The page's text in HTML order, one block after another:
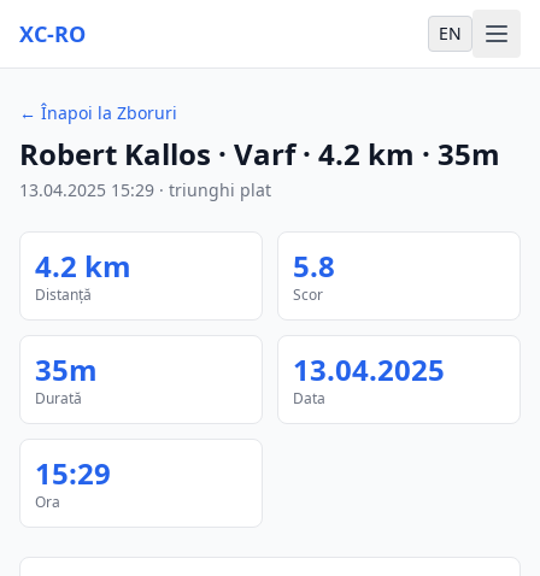
XC-RO EN
← Înapoi la Zboruri
Robert Kallos · Varf· 4.2 km · 35m
13.04.2025 15:29 · triunghi plat
4.2 km
Distanță
5.8
Scor
35m
Durată
13.04.2025
Data
15:29
Ora